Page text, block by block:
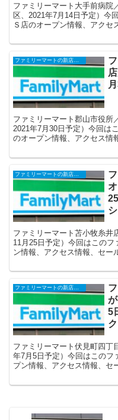
ファミリーマート大手前病院
区、2021年7月14日予定）今
Ｓ店のオープン情報、アクセ
ファミリーマートの新店舗開店・オープンセール(福袋)・閉店、クーポンなど
ファミリーマート郡山市役所
2021年7月30日予定）今回は
のオープン情報、アクセス情
ファミリーマート苫小牧糸井
11月25日予定）今回はこの
ン情報、アクセス情報、セー
ファミリーマートの新店舗開店・オープンセール(福袋)・閉店、クーポンなど
5
ファミリーマート伏見町四丁
年7月5日予定）今回はこのフ
プン情報、アクセス情報、セ